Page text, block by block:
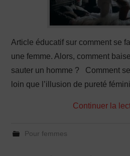
Article éducatif sur comment se
une femme. Alors, comment
sauter un homme ? Comment
loin que l’illusion de pureté
Continuer la
Pour femmes